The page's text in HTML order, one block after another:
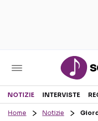
Sezioni
NOTIZIE INTERVISTE
Home Notizie